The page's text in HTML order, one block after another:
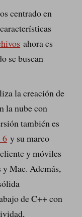
centrado en
ahora es
se buscan
la creación de
la nube con
también es
6 y su marco
y móviles
Mac. Además,
de C++ con